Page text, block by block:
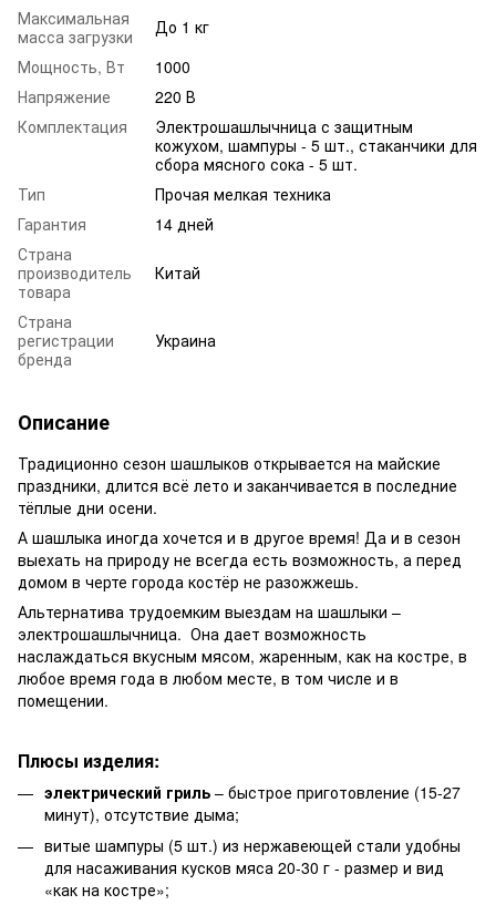
Максимальная
масса загрузки
До 1 кг
Мощность, Вт
1000
Напряжение
220 В
Комплектация
Электрошашлычница с защитным
кожухом, шампуры - 5 шт., стаканчики для
сбора мясного сока - 5 шт.
Тип
Прочая мелкая техника
Гарантия
14 дней
Страна
производитель
товара
Китай
Страна
регистрации
бренда
Украина
Описание
Традиционно сезон шашлыков открывается на майские
праздники, длится всё лето и заканчивается в последние
тёплые дни осени.
А шашлыка иногда хочется и в другое время! Да и в сезон
выехать на природу не всегда есть возможность, а перед
домом в черте города костёр не разожжешь.
Альтернатива трудоемким выездам на шашлыки –
электрошашлычница. Она дает возможность
наслаждаться вкусным мясом, жаренным, как на костре, в
любое время года в любом месте, в том числе и в
помещении.
Плюсы изделия:
электрический гриль – быстрое приготовление (15-27
минут), отсутствие дыма;
витые шампуры (5 шт.) из нержавеющей стали удобны
для насаживания кусков мяса 20-30 г - размер и вид
«как на костре»;